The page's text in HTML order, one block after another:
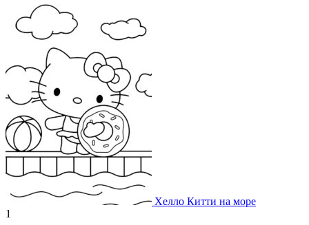
Хелло Китти на море
1